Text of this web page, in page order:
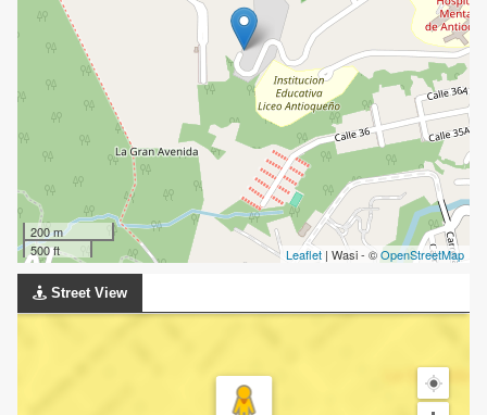
200 m
500 ft
Leaflet | Wasi - ©OpenStreetMap
Street View